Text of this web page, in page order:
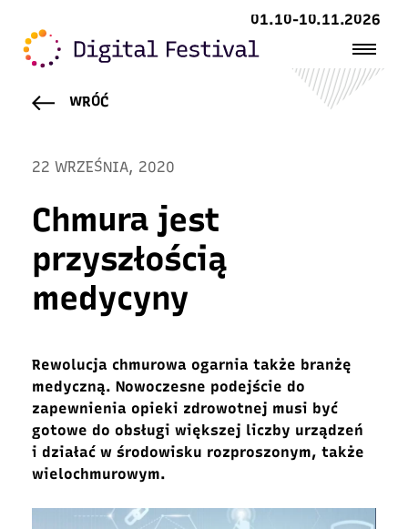
01.10-10.11.2026
WRÓĆ
22 WRZEŚNIA, 2020
Chmura jest
przyszłością
medycyny
Rewolucja chmurowa ogarnia także branżę
medyczną. Nowoczesne podejście do
zapewnienia opieki zdrowotnej musi być
gotowe do obsługi większej liczby urządzeń
i działać w środowisku rozproszonym, także
wielochmurowym.